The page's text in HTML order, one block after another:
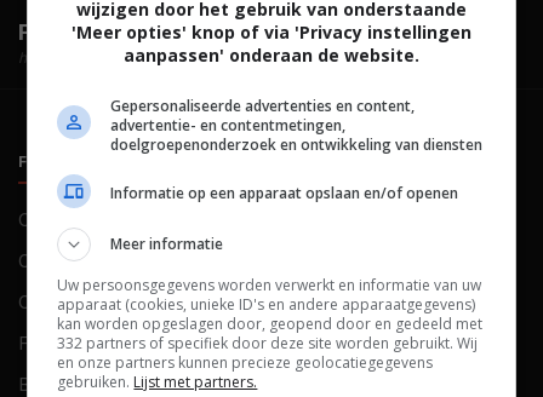
FilmTotaal.Hét online filmoverzicht.
hosted by
FILMTOTAAL
Contact
Over ons
Colofon
FAQ
Blog
Cookies
Cookievoorkeuren
wijzigen door het gebruik van onderstaande
'Meer opties' knop of via 'Privacy instellingen
aanpassen' onderaan de website.
Gepersonaliseerde advertenties en content,
advertentie- en contentmetingen,
doelgroepenonderzoek en ontwikkeling van diensten
Informatie op een apparaat opslaan en/of openen
Meer informatie
Uw persoonsgegevens worden verwerkt en informatie van uw
apparaat (cookies, unieke ID's en andere apparaatgegevens)
kan worden opgeslagen door, geopend door en gedeeld met
332 partners of specifiek door deze site worden gebruikt. Wij
en onze partners kunnen precieze geolocatiegegevens
gebruiken. Lijst met partners.